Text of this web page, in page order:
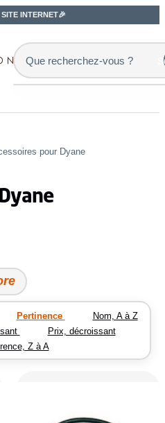
INTERNET🎉
pour Dyane
Pertinence
Nom, A à Z
Prix, décroissant
Z à A